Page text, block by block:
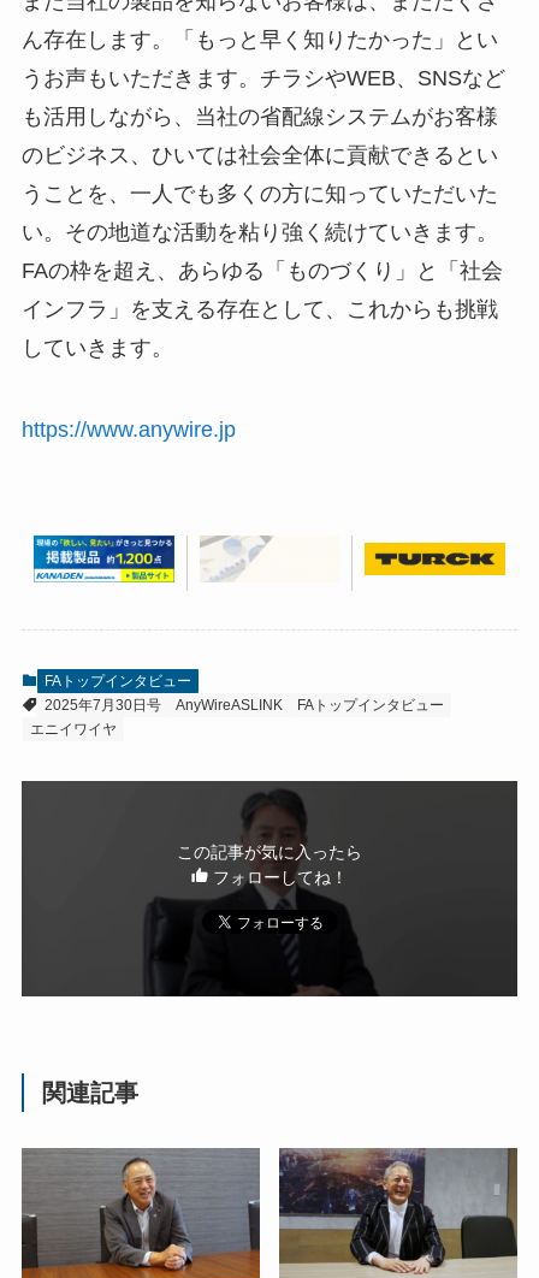
ん存在します。「もっと早く知りたかった」とい
うお声もいただきます。チラシやWEB、SNSなど
も活用しながら、当社の省配線システムがお客様
のビジネス、ひいては社会全体に貢献できるとい
うことを、一人でも多くの方に知っていただいた
い。その地道な活動を粘り強く続けていきます。
FAの枠を超え、あらゆる「ものづくり」と「社会
インフラ」を支える存在として、これからも挑戦
していきます。
https://www.anywire.jp
FAトップインタビュー
2025年7月30日号
AnyWireASLINK
FAトップインタビュー
エニイワイヤ
この記事が気に入ったら
フォローしてね！
関連記事